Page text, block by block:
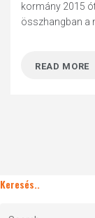
kormány 2015
összhangban a
READ MORE
Keresés..